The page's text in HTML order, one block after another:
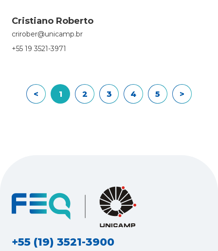
Cristiano Roberto
crirober@unicamp.br
+55 19 3521-3971
< 1 2 3 4 5 >
+55 (19) 3521-3900